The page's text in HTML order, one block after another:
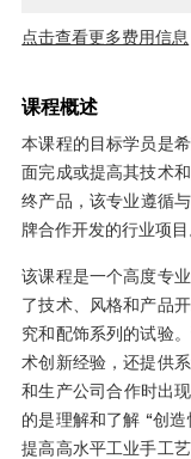
点击查看更多费用信息
课程概述
本课程的目标学员是
面完成或提高其技术
终产品，该专业遵循
牌合作开发的行业项目
该课程是一个高度专
了技术、风格和产品
究和配饰系列的试验
术创新经验，还提供
和生产公司合作时出
的是理解和了解 “创
提高高水平工业手工